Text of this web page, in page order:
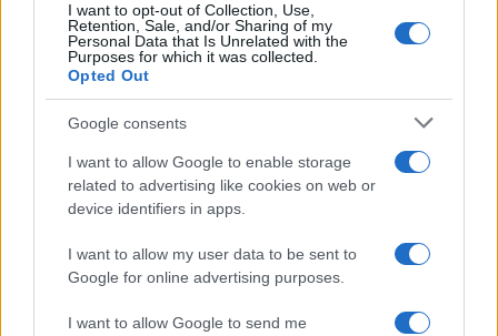
I want to opt-out of Collection, Use,
Retention, Sale, and/or Sharing of my
Personal Data that Is Unrelated with the
Purposes for which it was collected.
Opted Out
Google consents
I want to allow Google to enable storage
related to advertising like cookies on web or
device identifiers in apps.
I want to allow my user data to be sent to
Google for online advertising purposes.
I want to allow Google to send me
Visualizza i lavori di bagnino attualmente disponibili
su Totaljobs o registrati per ricevere avvisi di
lavoro via email .
AUTORE
Redazione